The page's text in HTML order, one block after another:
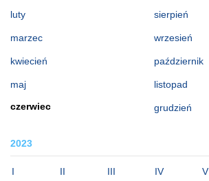
luty
marzec
kwiecień
maj
czerwiec
sierpień
wrzesień
październik
listopad
grudzień
2023
I II III IV V